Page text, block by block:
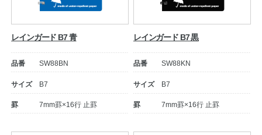
OEMご希望の方へ
公式アカウント
レインガード B7 青
品番 SW88BN
サイズ B7
罫 7mm罫×16行 止罫
レインガード B7 黒
品番 SW88KN
サイズ B7
罫 7mm罫×16行 止罫